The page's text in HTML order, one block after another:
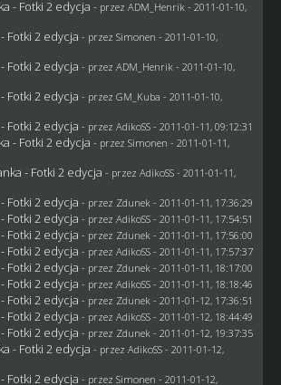
- Fotki 2 edycja - przez ADM_Henrik - 2011-01-10,
Fotki 2 edycja - przez Simonen - 2011-01-10,
Fotki 2 edycja - przez ADM_Henrik - 2011-01-10,
Fotki 2 edycja - przez GM_Kuba - 2011-01-10,
Fotki 2 edycja - przez AdikoSS - 2011-01-11, 09:12:31
- Fotki 2 edycja - przez Simonen - 2011-01-11,
- Fotki 2 edycja - przez AdikoSS - 2011-01-11,
Fotki 2 edycja - przez Zdunek - 2011-01-11, 17:36:29
Fotki 2 edycja - przez AdikoSS - 2011-01-11, 17:54:51
Fotki 2 edycja - przez Zdunek - 2011-01-11, 17:56:00
Fotki 2 edycja - przez AdikoSS - 2011-01-11, 17:57:37
Fotki 2 edycja - przez Zdunek - 2011-01-11, 18:17:00
Fotki 2 edycja - przez AdikoSS - 2011-01-11, 18:18:46
Fotki 2 edycja - przez Zdunek - 2011-01-12, 17:36:51
Fotki 2 edycja - przez AdikoSS - 2011-01-12, 18:44:49
Fotki 2 edycja - przez Zdunek - 2011-01-12, 19:37:35
- Fotki 2 edycja - przez AdikoSS - 2011-01-12,
Fotki 2 edycja - przez Simonen - 2011-01-12,